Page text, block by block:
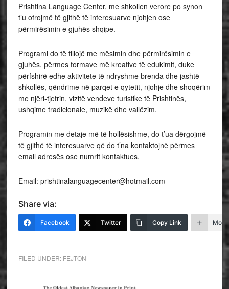
Prishtina Language Center, me shkollen verore po synon
t’u ofrojmë të gjithë të interesuarve njohjen ose
përmirësimin e gjuhës shqipe.
Programi do të fillojë me mësimin dhe përmirësimin e
gjuhës, përmes formave më kreative të edukimit, duke
përfshirë edhe aktivitete të ndryshme brenda dhe jashtë
shkollës, qëndrime në parqet e qytetit, njohje dhe shoqërim
me njëri-tjetrin, vizitë vendeve turistike të Prishtinës,
ushqime tradicionale, muzikë dhe vallëzim.
Programin me detaje më të hollësishme, do t’ua dërgojmë
të gjithë të interesuarve që do t’na kontaktojnë përmes
email adresës ose numrit kontaktues.
Email: prishtinalanguagecenter@hotmail.com
Share via:
Facebook Twitter Copy Link More
FILED UNDER: FEJTON